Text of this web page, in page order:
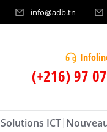
info@adb.tn
(+216) 97
Solutions ICT